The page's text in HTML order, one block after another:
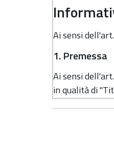
Ai sensi
1. Premessa
Ai sensi
in qualità di
2. Identità